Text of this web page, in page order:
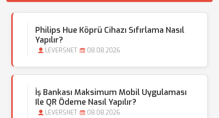
Philips Hue Köprü Cihazı Sıfırlama Nasıl
Yapılır?
LEVERSNET 08.08.2026
İş Bankası Maksimum Mobil Uygulaması
Ile QR Ödeme Nasıl Yapılır?
LEVERSNET 08.08.2026